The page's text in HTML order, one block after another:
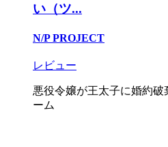
い（ツ...
N/P PROJECT
レビュー
悪役令嬢が王太子に婚約
ーム